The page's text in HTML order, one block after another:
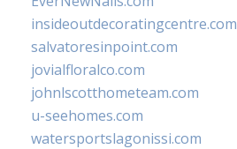
insideoutdecoratingcentre.com
salvatoresinpoint.com
jovialfloralco.com
johnlscotthometeam.com
u-seehomes.com
watersportslagonissi.com